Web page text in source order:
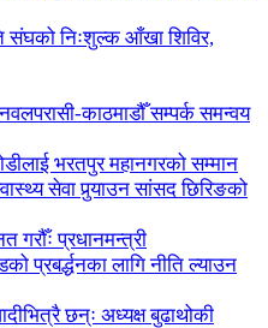
संघको निःशुल्क आँखा शिविर,
काठमाडौँ सम्पर्क समन्वय
भरतपुर महानगरको सम्मान
सेवा पुर्‍याउन सांसद छिरिङको
गरौँः प्रधानमन्त्री
प्रबर्द्धनका लागि नीति ल्याउन
छन्ः अध्यक्ष बुढाथोकी